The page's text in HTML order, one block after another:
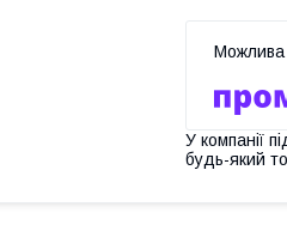
У компанії
будь-який